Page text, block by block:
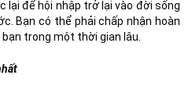
lại để hội nhập trở lại vào đời sống
Bạn có thể phải chấp nhận hoàn
trong một thời gian lâu.